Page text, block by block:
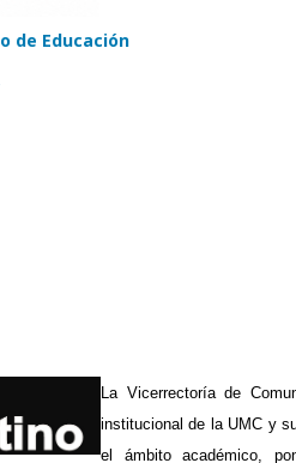
de Educación
La Vicerrectoría de
institucional de la UMC y
el ámbito académico,